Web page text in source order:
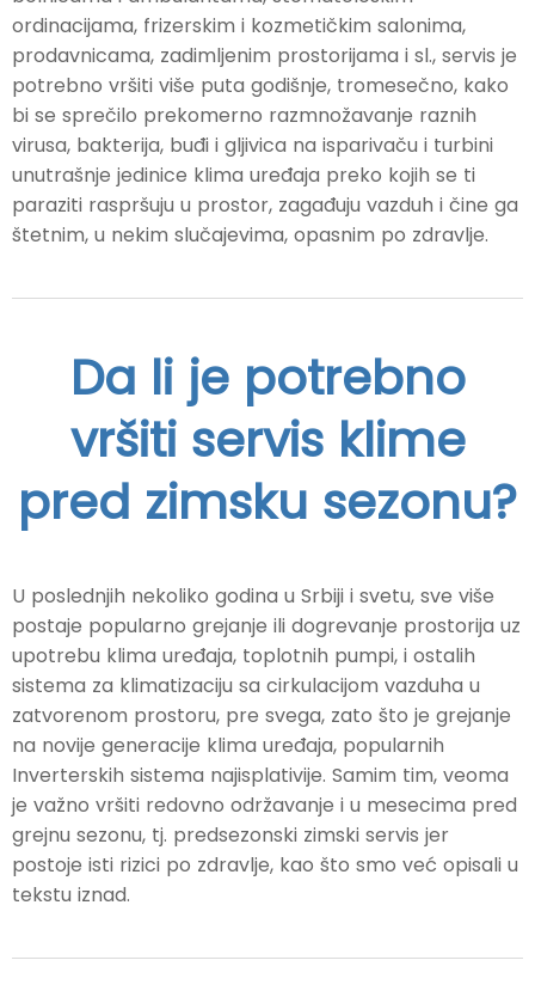
ordinacijama, frizerskim i kozmetičkim salonima,
prodavnicama, zadimljenim prostorijama i sl., servis je
potrebno vršiti više puta godišnje, tromesečno, kako
bi se sprečilo prekomerno razmnožavanje raznih
virusa, bakterija, buđi i gljivica na isparivaču i turbini
unutrašnje jedinice klima uređaja preko kojih se ti
paraziti raspršuju u prostor, zagađuju vazduh i čine ga
štetnim, u nekim slučajevima, opasnim po zdravlje.
Da li je potrebno
vršiti servis klime
pred zimsku sezonu?
U poslednjih nekoliko godina u Srbiji i svetu, sve više
postaje popularno grejanje ili dogrevanje prostorija uz
upotrebu klima uređaja, toplotnih pumpi, i ostalih
sistema za klimatizaciju sa cirkulacijom vazduha u
zatvorenom prostoru, pre svega, zato što je grejanje
na novije generacije klima uređaja, popularnih
Inverterskih sistema najisplativije. Samim tim, veoma
je važno vršiti redovno održavanje i u mesecima pred
grejnu sezonu, tj. predsezonski zimski servis jer
postoje isti rizici po zdravlje, kao što smo već opisali u
tekstu iznad.